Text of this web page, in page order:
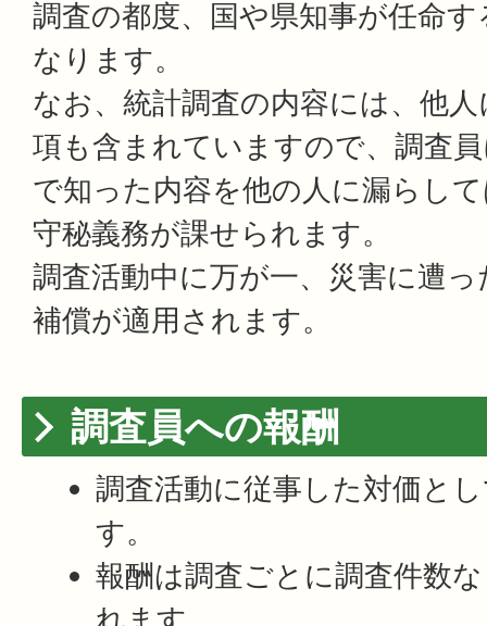
調査の都度、国や県知事が任命
なります。
なお、統計調査の内容には、他
項も含まれていますので、調査
で知った内容を他の人に漏らし
守秘義務が課せられます。
調査活動中に万が一、災害に遭
補償が適用されます。
調査員への報酬
調査活動に従事した対価と
す。
報酬は調査ごとに調査件数